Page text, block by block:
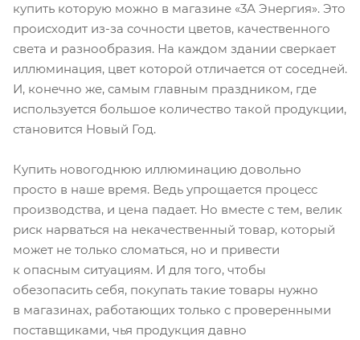
купить которую можно в магазине «3А Энергия». Это
происходит из-за сочности цветов, качественного
света и разнообразия. На каждом здании сверкает
иллюминация, цвет которой отличается от соседней.
И, конечно же, самым главным праздником, где
используется большое количество такой продукции,
становится Новый Год.
Купить новогоднюю иллюминацию довольно
просто в наше время. Ведь упрощается процесс
производства, и цена падает. Но вместе с тем, велик
риск нарваться на некачественный товар, который
может не только сломаться, но и привести
к опасным ситуациям. И для того, чтобы
обезопасить себя, покупать такие товары нужно
в магазинах, работающих только с проверенными
поставщиками, чья продукция давно